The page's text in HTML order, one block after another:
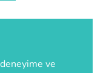
deneyime ve